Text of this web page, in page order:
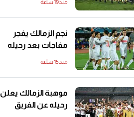
منذ19 ساعة
نجم الزمالك يفجر
مفاجآت بعد رحيله
منذ15 ساعة
موهبة الزمالك يعلن
رحيله عن الفريق